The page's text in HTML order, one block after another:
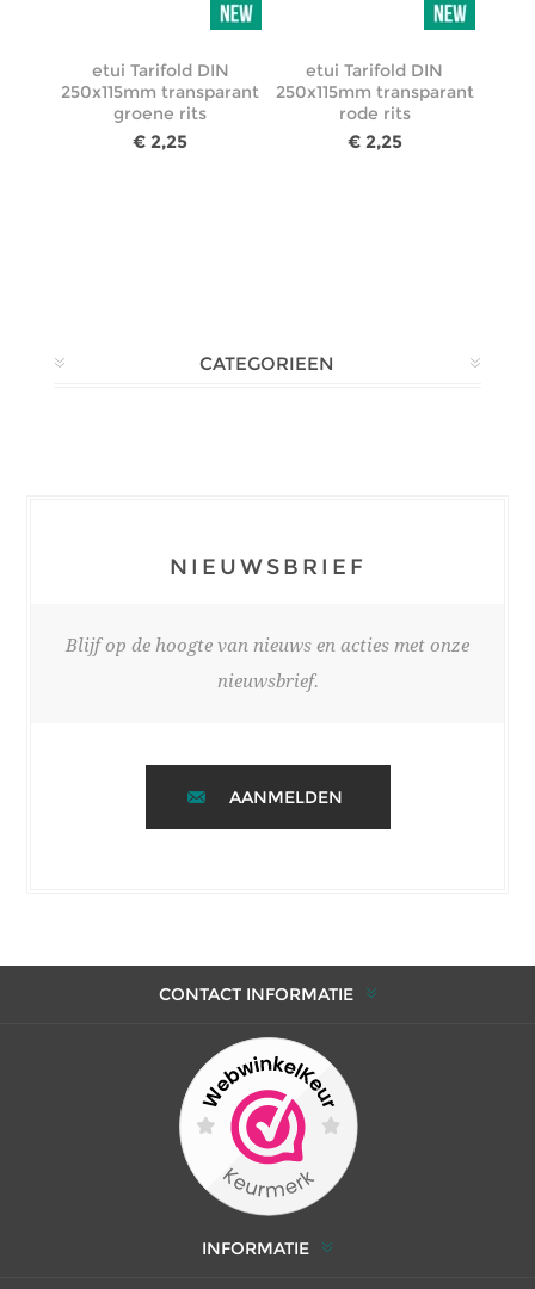
etui Tarifold DIN
250x115mm transparant
groene rits
€ 2,25
etui Tarifold DIN
250x115mm transparant
rode rits
€ 2,25
CATEGORIEEN
NIEUWSBRIEF
Blijf op de hoogte van nieuws en acties met onze
nieuwsbrief.
AANMELDEN
CONTACT INFORMATIE
INFORMATIE